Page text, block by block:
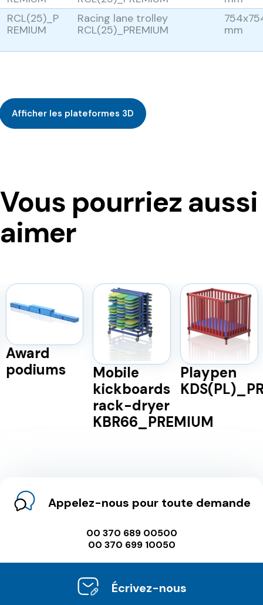
RCL(25)_P
REMIUM
Racing lane trolley
RCL(25)_PREMIUM
mm
Afficher les plateformes 3D
Vous pourriez aussi
aimer
Award
podiums
Mobile
kickboards
rack-dryer
KBR66_PREMIUM
Playpen
Appelez-nous pour toute demande
00 370 689 00500
00 370 699 10050
Écrivez-nous